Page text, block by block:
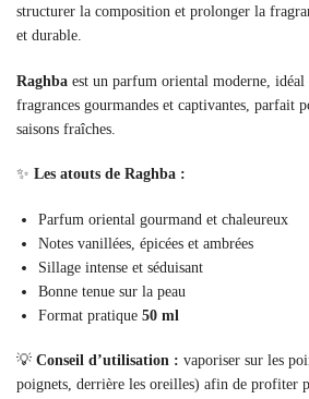
structurer la composition et prolonger la
et durable.
Raghba est un parfum oriental moderne,
fragrances gourmandes et captivantes, parfait
saisons fraîches.
✨ Les atouts de Raghba :
Parfum oriental gourmand et chaleureux
Notes vanillées, épicées et ambrées
Sillage intense et séduisant
Bonne tenue sur la peau
Format pratique 50 ml
💡 Conseil d’utilisation : vaporiser sur les
poignets, derrière les oreilles) afin de profiter